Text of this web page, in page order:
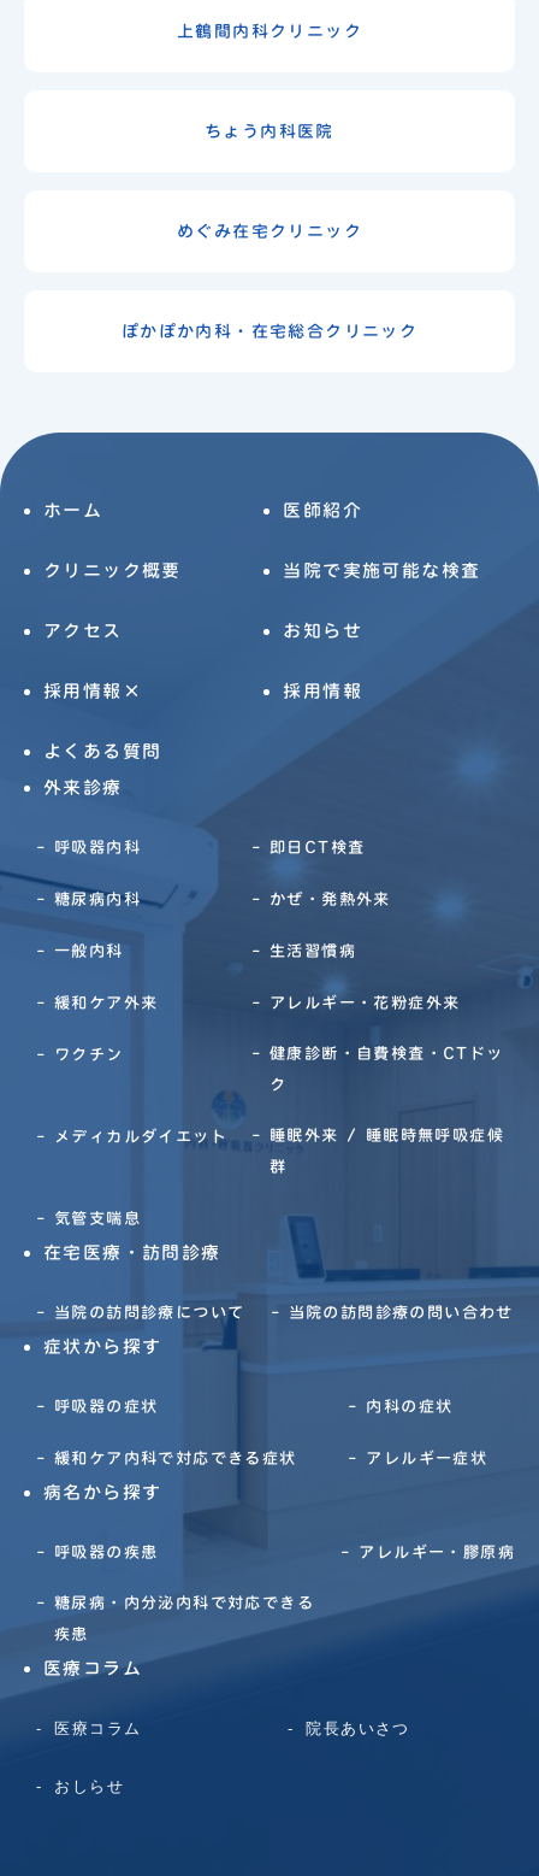
上鶴間内科クリニック
ちょう内科医院
めぐみ在宅クリニック
ぽかぽか内科・在宅総合クリニック
ホーム 医師紹介
クリニック概要 当院で実施可能な検査
アクセス お知らせ
採用情報× 採用情報
よくある質問
外来診療
呼吸器内科 即日CT検査
糖尿病内科 かぜ・発熱外来
一般内科 生活習慣病
緩和ケア外来 アレルギー・花粉症外来
ワクチン
健康診断・自費検査・CTドッ
ク
メディカルダイエット
睡眠外来 / 睡眠時無呼吸症候
群
気管支喘息
在宅医療・訪問診療
当院の訪問診療について 当院の訪問診療の問い合わせ
症状から探す
呼吸器の症状 内科の症状
緩和ケア内科で対応できる症状 アレルギー症状
病名から探す
呼吸器の疾患 アレルギー・膠原病
糖尿病・内分泌内科で対応できる
疾患
医療コラム
医療コラム 院長あいさつ
おしらせ